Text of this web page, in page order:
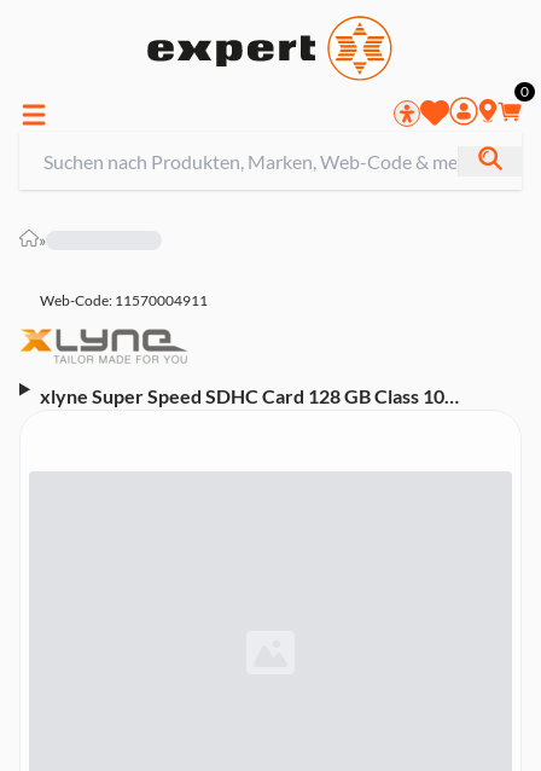
0
»
Web-Code: 11570004911
xlyne Super Speed SDHC Card 128 GB Class 10